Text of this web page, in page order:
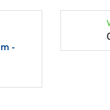
-